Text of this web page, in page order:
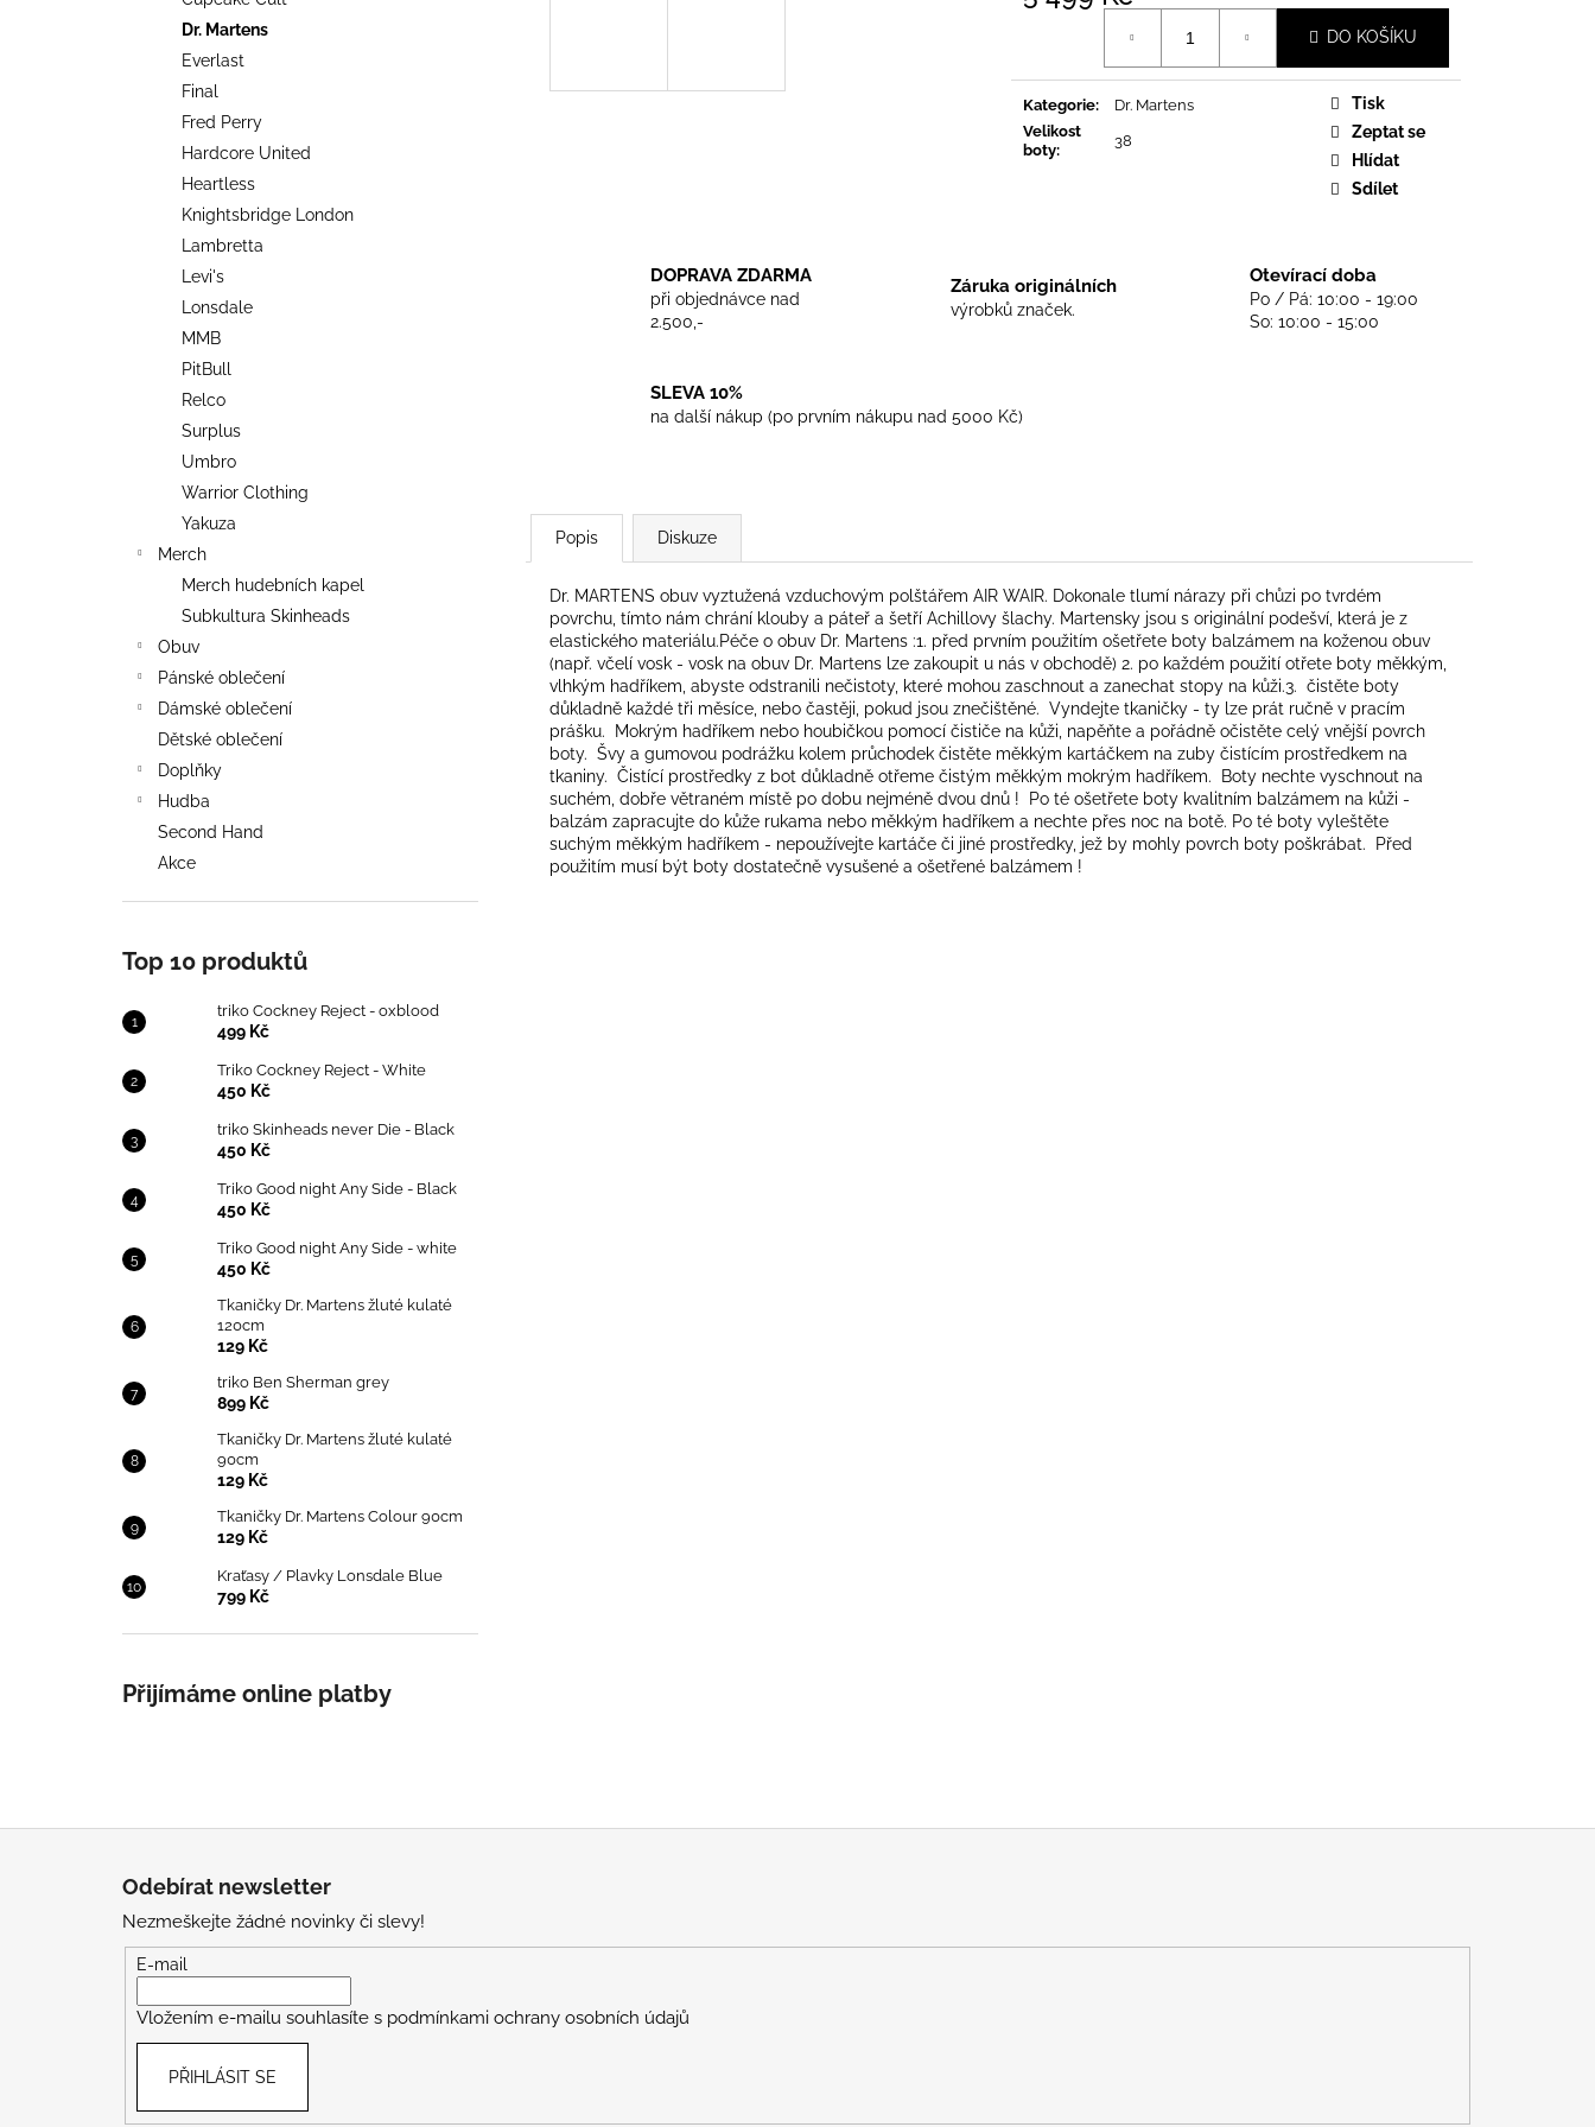
Dr. Martens
Everlast
Final
Fred Perry
Hardcore United
Heartless
Knightsbridge London
Lambretta
Levi's
Lonsdale
MMB
PitBull
Relco
Surplus
Umbro
Warrior Clothing
Yakuza
Merch
Merch hudebních kapel
Subkultura Skinheads
Obuv
Pánské oblečení
Dámské oblečení
Dětské oblečení
Doplňky
Hudba
Second Hand
Akce
Top 10 produktů
triko Cockney Reject - oxblood
499 Kč
Triko Cockney Reject - White
450 Kč
triko Skinheads never Die - Black
450 Kč
Triko Good night Any Side - Black
450 Kč
Triko Good night Any Side - white
450 Kč
Tkaničky Dr. Martens žluté kulaté
120cm
129 Kč
triko Ben Sherman grey
899 Kč
Tkaničky Dr. Martens žluté kulaté
90cm
129 Kč
Tkaničky Dr. Martens Colour 90cm
129 Kč
Kraťasy / Plavky Lonsdale Blue
799 Kč
Přijímáme online platby
DO KOŠÍKU
Kategorie:
Dr. Martens
Velikost
boty:
38
Tisk
Zeptat se
Hlídat
Sdílet
DOPRAVA ZDARMA
při objednávce nad
2.500,-
Záruka originálních
výrobků značek.
Otevírací doba
Po / Pá: 10:00 - 19:00
So: 10:00 - 15:00
SLEVA 10%
na další nákup (po prvním nákupu nad 5000 Kč)
Popis Diskuze
Dr. MARTENS obuv vyztužená vzduchovým polštářem AIR WAIR. Dokonale tlumí nárazy při chůzi po tvrdém
povrchu, tímto nám chrání klouby a páteř a šetří Achillovy šlachy. Martensky jsou s originální podešví, která je z
elastického materiálu.Péče o obuv Dr. Martens :1. před prvním použitím ošetřete boty balzámem na koženou obuv
(např. včelí vosk - vosk na obuv Dr. Martens lze zakoupit u nás v obchodě) 2. po každém použití otřete boty měkkým,
vlhkým hadříkem, abyste odstranili nečistoty, které mohou zaschnout a zanechat stopy na kůži.3. čistěte boty
důkladně každé tři měsíce, nebo častěji, pokud jsou znečištěné. Vyndejte tkaničky - ty lze prát ručně v pracím
prášku. Mokrým hadříkem nebo houbičkou pomocí čističe na kůži, napěňte a pořádně očistěte celý vnější povrch
boty. Švy a gumovou podrážku kolem průchodek čistěte měkkým kartáčkem na zuby čistícím prostředkem na
tkaniny. Čistící prostředky z bot důkladně otřeme čistým měkkým mokrým hadříkem. Boty nechte vyschnout na
suchém, dobře větraném místě po dobu nejméně dvou dnů ! Po té ošetřete boty kvalitním balzámem na kůži -
balzám zapracujte do kůže rukama nebo měkkým hadříkem a nechte přes noc na botě. Po té boty vyleštěte
suchým měkkým hadříkem - nepoužívejte kartáče či jiné prostředky, jež by mohly povrch boty poškrábat. Před
použitím musí být boty dostatečně vysušené a ošetřené balzámem !
TRIKO COCKNEY REJECT - OXBLOOD
499 Kč
TRIKO SKINHEADS NEVER DIE - BLACK
Odebírat newsletter
Nezmeškejte žádné novinky či slevy!
E-mail
Vložením e-mailu souhlasíte s podmínkami ochrany osobních údajů
PŘIHLÁSIT SE